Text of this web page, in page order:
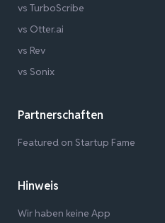
vs TurboScribe
vs Otter.ai
vs Rev
vs Sonix
Partnerschaften
Featured on Startup Fame
Hinweis
Wir haben keine App